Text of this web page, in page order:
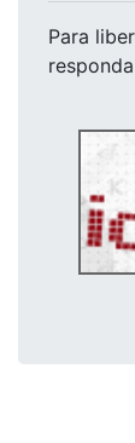
Para